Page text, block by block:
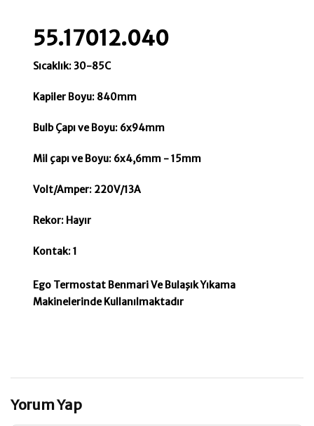
55.17012.040
Sıcaklık: 30-85C
Kapiler Boyu: 840mm
Bulb Çapı ve Boyu: 6x94mm
Mil çapı ve Boyu: 6x4,6mm - 15mm
Volt/Amper: 220V/13A
Rekor: Hayır
Kontak: 1
Ego Termostat Benmari Ve Bulaşık Yıkama
Makinelerinde Kullanılmaktadır
Yorum Yap